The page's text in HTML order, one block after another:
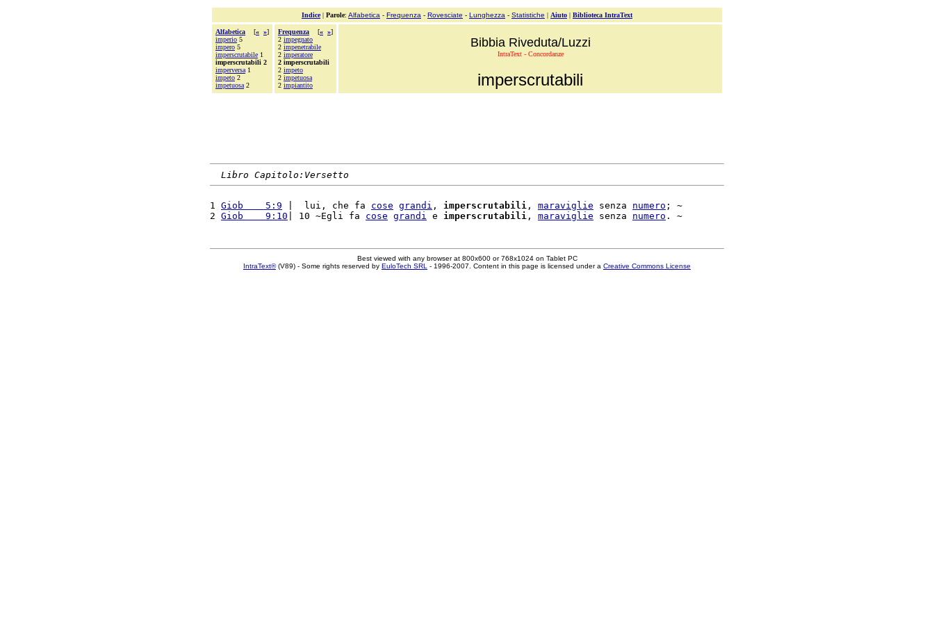
Indice| Parole: Alfabetica - Frequenza - Rovesciate - Lunghezza - Statistiche | Aiuto | Biblioteca IntraText
Alfabetica [« »]
imperio 5
impero 5
imperscrutabile 1
imperscrutabili 2
imperversa 1
impeto 2
impetuosa 2
Frequenza [« »]
2 impegnato
2 impenetrabile
2 imperatore
2 imperscrutabili
2 impeto
2 impetuosa
2 impiantito
Bibbia Riveduta/Luzzi
IntraText - Concordanze
imperscrutabili
Libro Capitolo:Versetto
1 Giob    5:9 |  lui, che fa cose grandi , imperscrutabili , maraviglie senza numero ; ~
2 Giob    9:10 | 10 ~Egli fa cose grandi e imperscrutabili , maraviglie senza numero
Best viewed with any browser at 800x600 or 768x1024 on Tablet PC
IntraText®(V89) - Some rights reserved by EuloTech SRL - 1996-2007. Content in this page is licensed under a Creative Commons License